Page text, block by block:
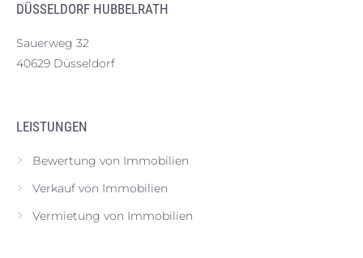
DÜSSELDORF HUBBELRATH
Sauerweg 32
40629 Düsseldorf
LEISTUNGEN
Bewertung von Immobilien
Verkauf von Immobilien
Vermietung von Immobilien